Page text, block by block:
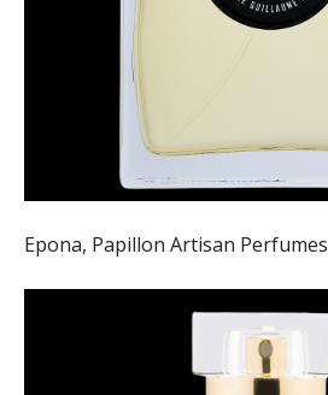
Epona, Papillon Artisan Perfumes